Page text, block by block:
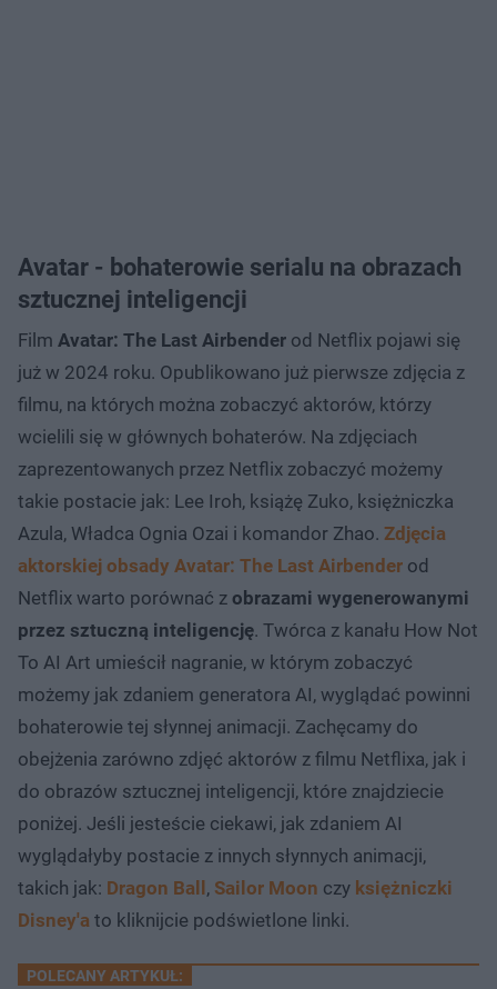
Avatar - bohaterowie serialu na obrazach
sztucznej inteligencji
Film Avatar: The Last Airbender od Netflix pojawi się
już w 2024 roku. Opublikowano już pierwsze zdjęcia z
filmu, na których można zobaczyć aktorów, którzy
wcielili się w głównych bohaterów. Na zdjęciach
zaprezentowanych przez Netflix zobaczyć możemy
takie postacie jak: Lee Iroh, książę Zuko, księżniczka
Azula, Władca Ognia Ozai i komandor Zhao. Zdjęcia
aktorskiej obsady Avatar: The Last Airbender od
Netflix warto porównać z obrazami wygenerowanymi
przez sztuczną inteligencję. Twórca z kanału How Not
To AI Art umieścił nagranie, w którym zobaczyć
możemy jak zdaniem generatora AI, wyglądać powinni
bohaterowie tej słynnej animacji. Zachęcamy do
obejżenia zarówno zdjęć aktorów z filmu Netflixa, jak i
do obrazów sztucznej inteligencji, które znajdziecie
poniżej. Jeśli jesteście ciekawi, jak zdaniem AI
wyglądałyby postacie z innych słynnych animacji,
takich jak: Dragon Ball, Sailor Moon czy księżniczki
Disney'a to kliknijcie podświetlone linki.
POLECANY ARTYKUŁ: